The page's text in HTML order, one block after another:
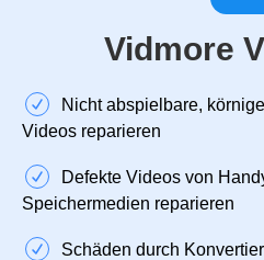
Vidmore
Nicht abspielbare,
Videos reparieren
Defekte Videos von
Speichermedien reparieren
Schäden durch